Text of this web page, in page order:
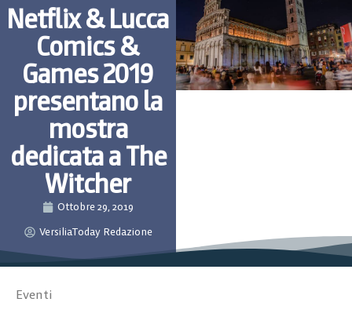
Netflix & Lucca
Comics &
Games 2019
presentano la
mostra
dedicata a The
Witcher
Ottobre 29, 2019
VersiliaToday Redazione
Eventi